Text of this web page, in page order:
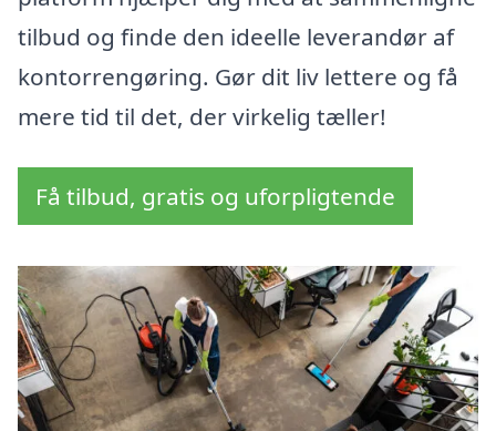
tilbud og finde den ideelle leverandør af
kontorrengøring. Gør dit liv lettere og få
mere tid til det, der virkelig tæller!
Få tilbud, gratis og uforpligtende